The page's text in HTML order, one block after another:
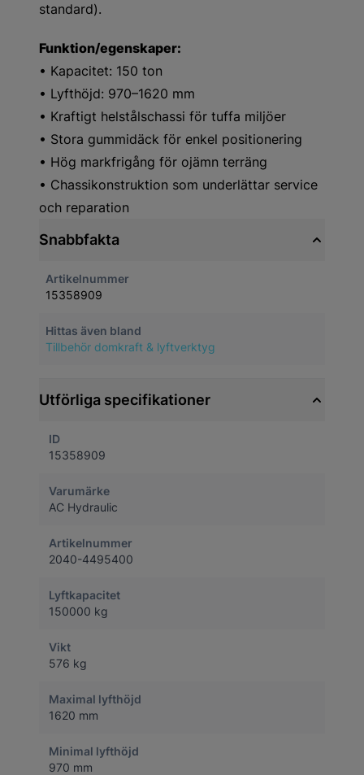
standard).
Funktion/egenskaper:
• Kapacitet: 150 ton
• Lyfthöjd: 970–1620 mm
• Kraftigt helstålschassi för tuffa miljöer
• Stora gummidäck för enkel positionering
• Hög markfrigång för ojämn terräng
• Chassikonstruktion som underlättar service
och reparation
Snabbfakta
Artikelnummer
15358909
Hittas även bland
Tillbehör domkraft & lyftverktyg
Utförliga specifikationer
ID
15358909
Varumärke
AC Hydraulic
Artikelnummer
2040-4495400
Lyftkapacitet
150000 kg
Vikt
576 kg
Maximal lyfthöjd
1620 mm
Minimal lyfthöjd
970 mm